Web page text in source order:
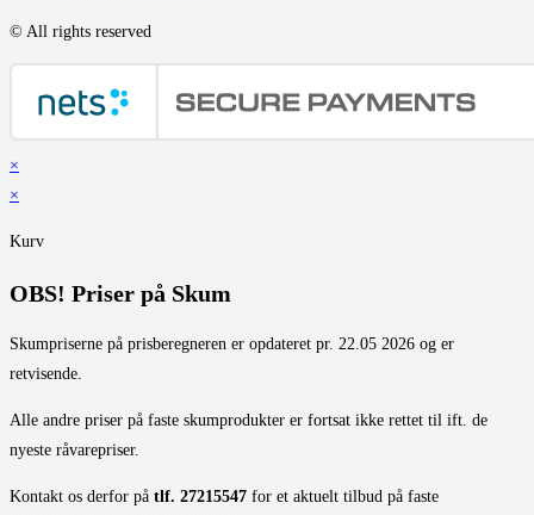
© All rights reserved
×
×
Kurv
OBS! Priser på Skum
Skumpriserne på prisberegneren er opdateret pr. 22.05 2026 og er
retvisende.
Alle andre priser på faste skumprodukter er fortsat ikke rettet til ift. de
nyeste råvarepriser.
Kontakt os derfor på tlf. 27215547 for et aktuelt tilbud på faste